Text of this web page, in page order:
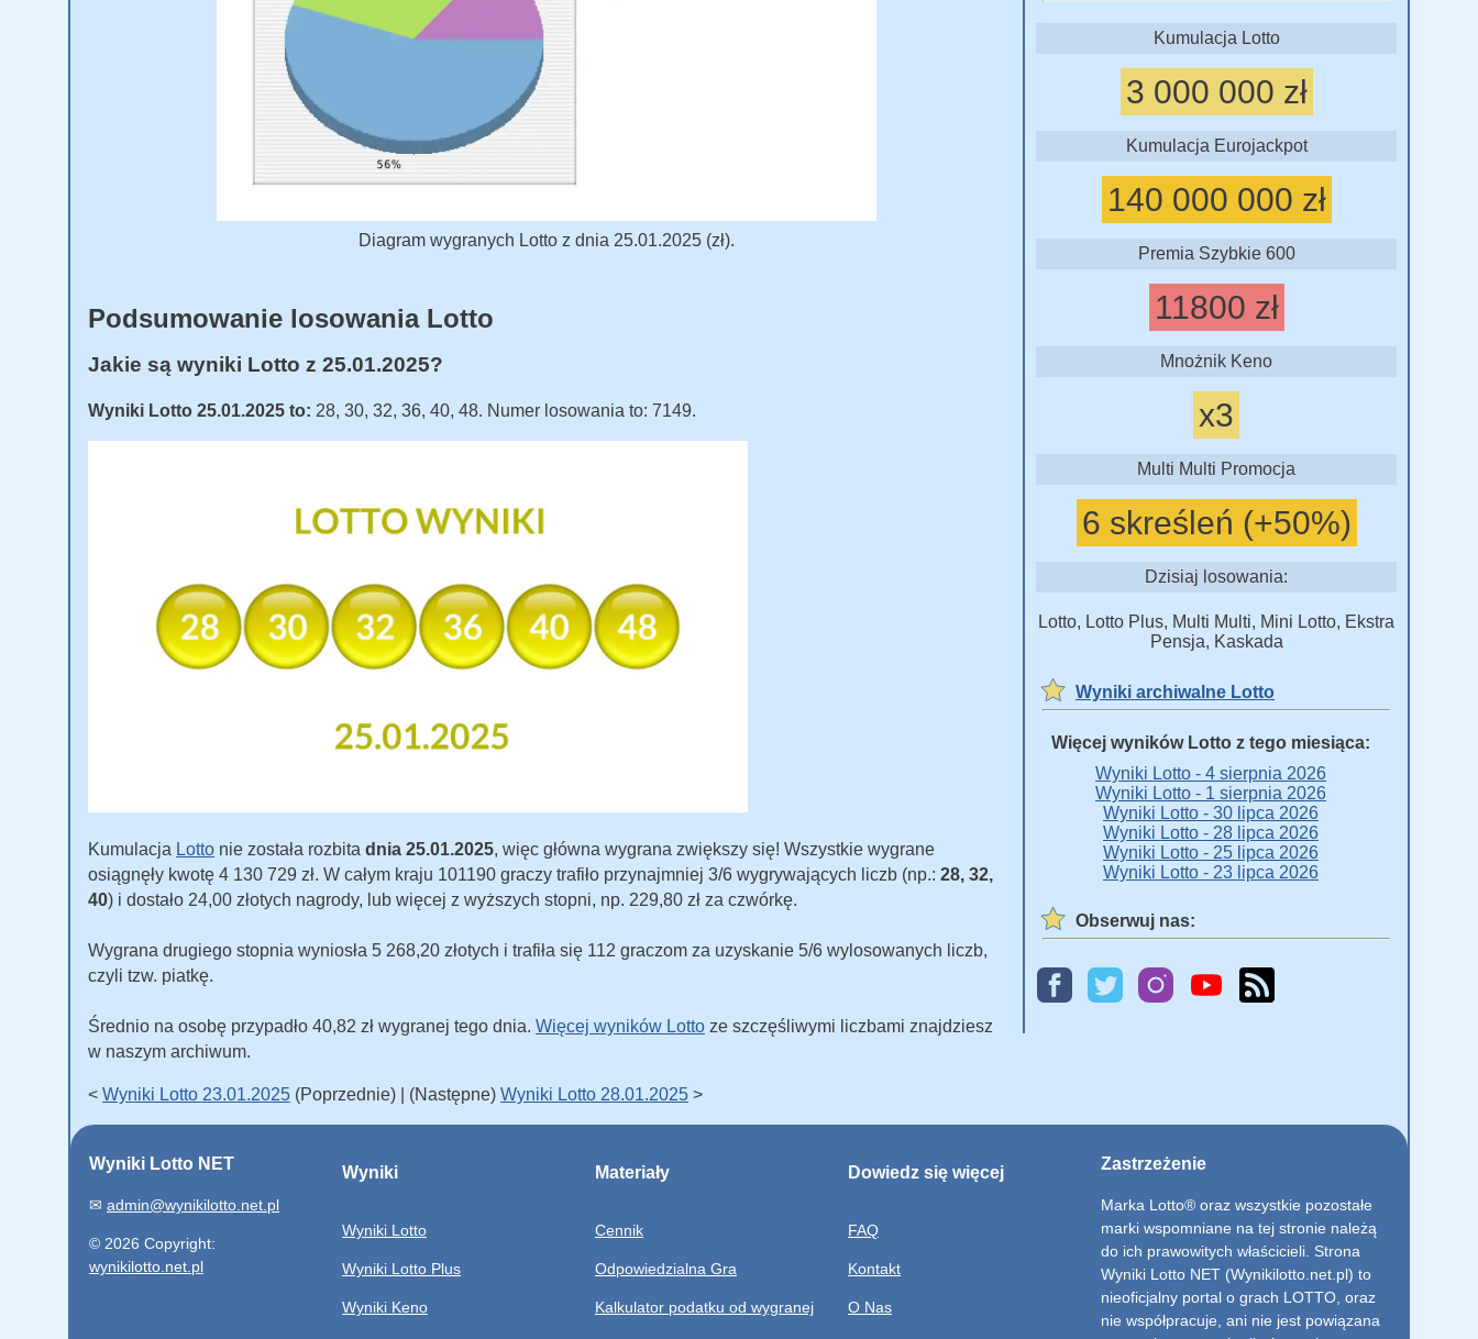
Diagram wygranych Lotto z dnia 25.01.2025 (zł).
Podsumowanie losowania Lotto
Jakie są wyniki Lotto z 25.01.2025?
Wyniki Lotto 25.01.2025 to: 28, 30, 32, 36, 40, 48. Numer losowania to: 7149.
Kumulacja Lotto nie została rozbita dnia 25.01.2025, więc główna wygrana zwiększy się! Wszystkie wygrane
osiągnęły kwotę 4 130 729 zł. W całym kraju 101190 graczy trafiło przynajmniej 3/6 wygrywających liczb (np.: 28, 32,
40) i dostało 24,00 złotych nagrody, lub więcej z wyższych stopni, np. 229,80 zł za czwórkę.
Wygrana drugiego stopnia wyniosła 5 268,20 złotych i trafiła się 112 graczom za uzyskanie 5/6 wylosowanych liczb,
czyli tzw. piatkę.
Średnio na osobę przypadło 40,82 zł wygranej tego dnia. Więcej wyników Lotto ze szczęśliwymi liczbami znajdziesz
w naszym archiwum.
< Wyniki Lotto 23.01.2025 (Poprzednie) | (Następne) Wyniki Lotto 28.01.2025 >
Kumulacja Lotto
3 000 000 zł
Kumulacja Eurojackpot
140 000 000 zł
Premia Szybkie 600
11800 zł
Mnożnik Keno
x3
Multi Multi Promocja
6 skreśleń (+50%)
Dzisiaj losowania:
Lotto, Lotto Plus, Multi Multi, Mini Lotto, Ekstra
Pensja, Kaskada
Wyniki archiwalne Lotto
Więcej wyników Lotto z tego miesiąca:
Wyniki Lotto - 4 sierpnia 2026
Wyniki Lotto - 1 sierpnia 2026
Wyniki Lotto - 30 lipca 2026
Wyniki Lotto - 28 lipca 2026
Wyniki Lotto - 25 lipca 2026
Wyniki Lotto - 23 lipca 2026
Obserwuj nas:
Wyniki Lotto NET
✉ admin@wynikilotto.net.pl
© 2026 Copyright:
wynikilotto.net.pl
Wyniki
Wyniki Lotto
Wyniki Lotto Plus
Wyniki Keno
Materiały
Cennik
Odpowiedzialna Gra
Kalkulator podatku od wygranej
Dowiedz się więcej
FAQ
Kontakt
O Nas
Zastrzeżenie
Marka Lotto® oraz wszystkie pozostałe
marki wspomniane na tej stronie należą
do ich prawowitych właścicieli. Strona
Wyniki Lotto NET (Wynikilotto.net.pl) to
nieoficjalny portal o grach LOTTO, oraz
nie współpracuje, ani nie jest powiązana